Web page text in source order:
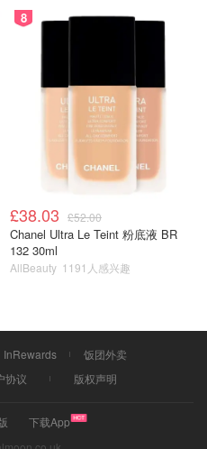
8
£38.03 £52.00
Chanel Ultra Le Teint 粉底液 BR
132 30ml
AllBeauty 1191人感兴趣
InRewards
饭团外卖
协议 版权声明
下载App